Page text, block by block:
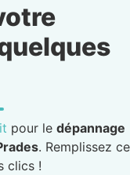
pour le dépannage
. Remplissez ce
clics !